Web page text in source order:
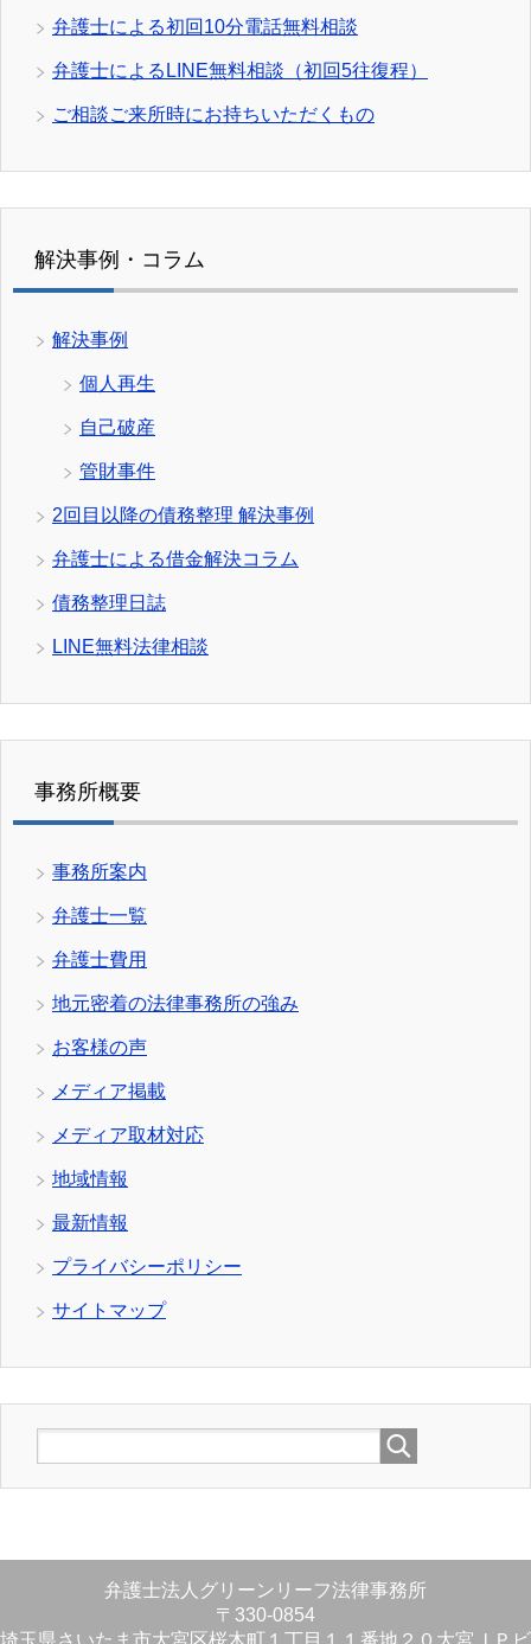
弁護士による初回10分電話無料相談
弁護士によるLINE無料相談（初回5往復程）
ご相談ご来所時にお持ちいただくもの
解決事例・コラム
解決事例
個人再生
自己破産
管財事件
2回目以降の債務整理 解決事例
弁護士による借金解決コラム
債務整理日誌
LINE無料法律相談
事務所概要
事務所案内
弁護士一覧
弁護士費用
地元密着の法律事務所の強み
お客様の声
メディア掲載
メディア取材対応
地域情報
最新情報
プライバシーポリシー
サイトマップ
弁護士法人グリーンリーフ法律事務所
〒330-0854
埼玉県さいたま市大宮区桜木町１丁目１１番地２０大宮ＪＰビ